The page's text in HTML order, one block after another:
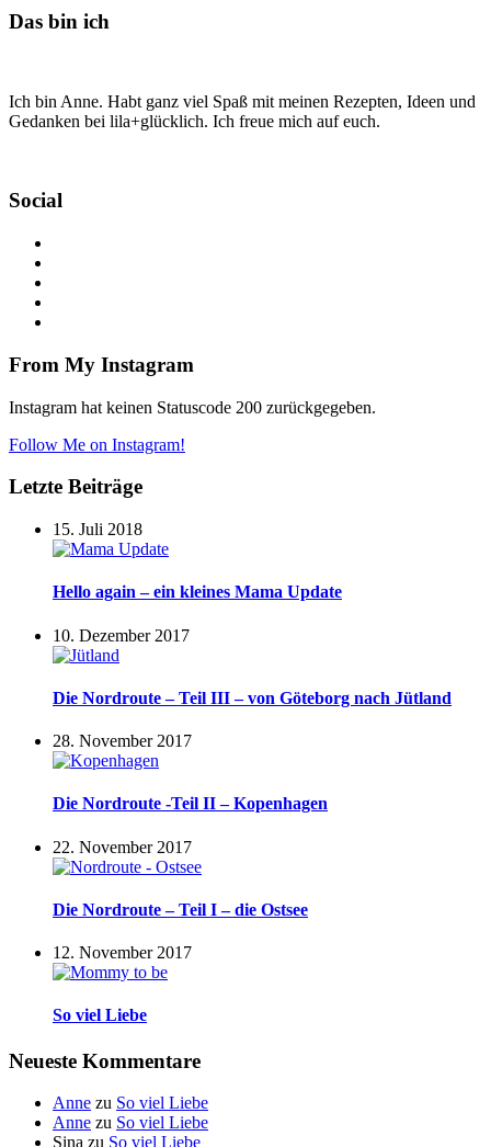
Das bin ich
Ich bin Anne. Habt ganz viel Spaß mit meinen Rezepten, Ideen und
Gedanken bei lila+glücklich. Ich freue mich auf euch.
Social
From My Instagram
Instagram hat keinen Statuscode 200 zurückgegeben.
Follow Me on Instagram!
Letzte Beiträge
15. Juli 2018
Hello again – ein kleines Mama Update
10. Dezember 2017
Die Nordroute – Teil III – von Göteborg nach Jütland
28. November 2017
Die Nordroute -Teil II – Kopenhagen
22. November 2017
Die Nordroute – Teil I – die Ostsee
12. November 2017
So viel Liebe
Neueste Kommentare
Anne zu So viel Liebe
Anne zu So viel Liebe
Sina zu So viel Liebe